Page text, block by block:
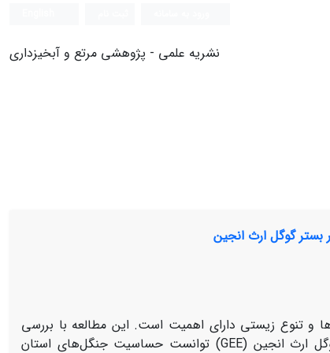
نشریه علمی - پژوهشی مرتع و آبخیزداری
بستر گوگل ارث انجین
تنوع زیستی دارای اهمیت است. این مطالعه با بررسی
قابلیت سری‌زمانی تصاویر ماهواره‌ی لندست ۸ و تولید مدلی کارا در بستر سامانه گوگل ارث انجین (GEE) توانست حساسیت جنگل‌های استان